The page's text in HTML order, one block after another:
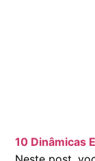
10 Dinâmicas